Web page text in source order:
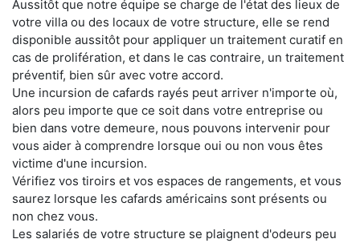
Aussitôt que notre équipe se charge de l'état des lieux de
votre villa ou des locaux de votre structure, elle se rend
disponible aussitôt pour appliquer un traitement curatif en
cas de prolifération, et dans le cas contraire, un traitement
préventif, bien sûr avec votre accord.
Une incursion de cafards rayés peut arriver n'importe où,
alors peu importe que ce soit dans votre entreprise ou
bien dans votre demeure, nous pouvons intervenir pour
vous aider à comprendre lorsque oui ou non vous êtes
victime d'une incursion.
Vérifiez vos tiroirs et vos espaces de rangements, et vous
saurez lorsque les cafards américains sont présents ou
non chez vous.
Les salariés de votre structure se plaignent d'odeurs peu